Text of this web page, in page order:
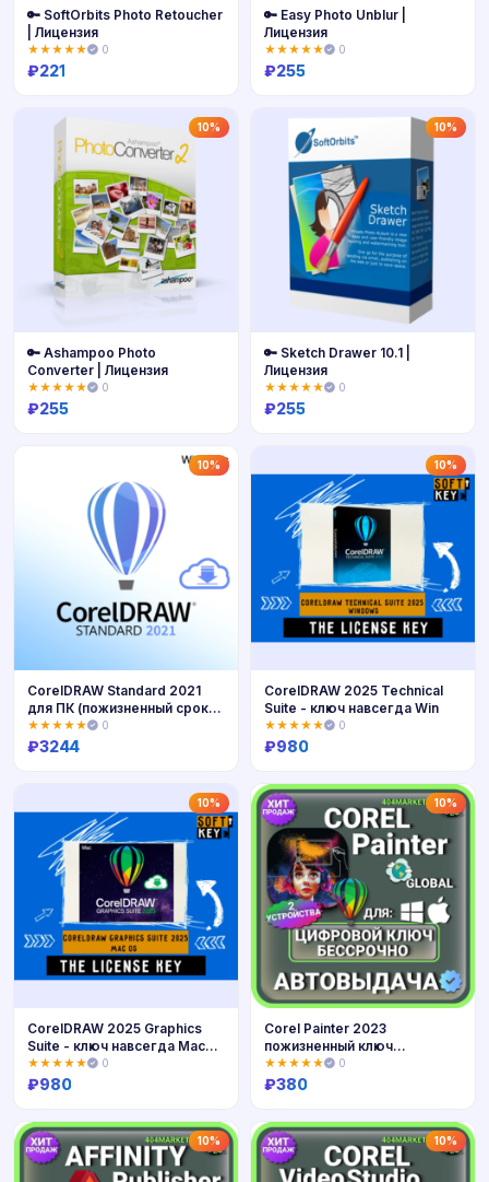
🔑 SoftOrbits Photo Retoucher
| Лицензия
★★★★★ 0
₽221
🔑 Easy Photo Unblur |
Лицензия
★★★★★ 0
₽255
10%
🔑 Ashampoo Photo
Converter | Лицензия
★★★★★ 0
₽255
10%
🔑 Sketch Drawer 10.1 |
Лицензия
★★★★★ 0
₽255
10%
CorelDRAW Standard 2021
для ПК (пожизненный срок/1
устр
★★★★★ 0
₽3244
10%
Купить
CorelDRAW 2025 Technical
Suite - ключ навсегда Win
★★★★★ 0
₽980
10%
Купить
CorelDRAW 2025 Graphics
Suite - ключ навсегда Mac
OS
★★★★★ 0
₽980
10%
Купить
Corel Painter 2023
пожизненный ключ
активации ( глобальный )
MacOS/ Windows
★★★★★ 0
₽380
10% 10%